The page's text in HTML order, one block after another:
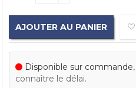
AJOUTER AU PANIER
Disponible sur commande,
connaître le délai.